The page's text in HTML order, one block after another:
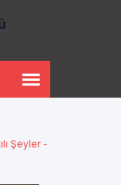
Şeyler -